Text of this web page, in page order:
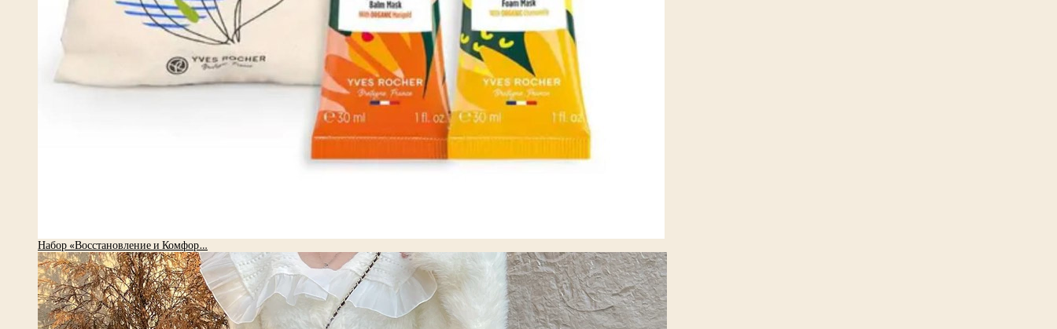
Набор «Восстановление и Комфор…